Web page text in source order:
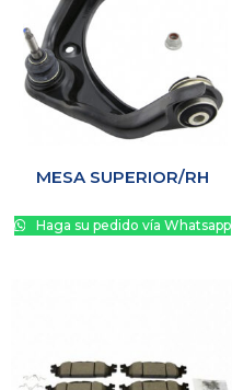
MESA SUPERIOR/RH
Haga su pedido vía Whatsapp